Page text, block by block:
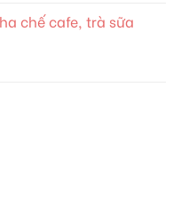
chế cafe, trà sữa